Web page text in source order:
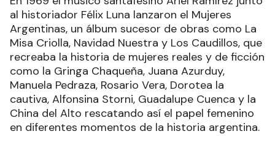
al historiador Félix Luna lanzaron el Mujeres
Argentinas, un álbum sucesor de obras como La
Misa Criolla, Navidad Nuestra y Los Caudillos, que
recreaba la historia de mujeres reales y de ficción
como la Gringa Chaqueña, Juana Azurduy,
Manuela Pedraza, Rosario Vera, Dorotea la
cautiva, Alfonsina Storni, Guadalupe Cuenca y la
China del Alto rescatando así el papel femenino
en diferentes momentos de la historia argentina.